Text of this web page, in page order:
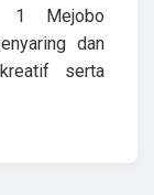
1 Mejobo
dan
serta